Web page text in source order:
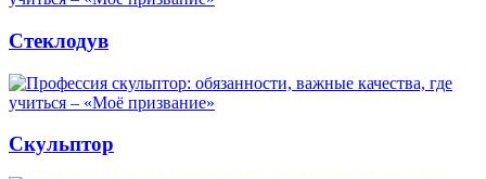
Стеклодув
Скульптор